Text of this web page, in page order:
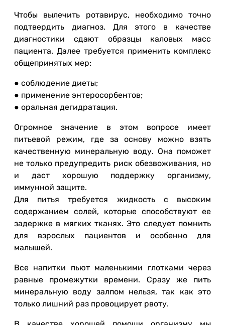
Чтобы вылечить ротавирус, необходимо точно
подтвердить диагноз. Для этого в качестве
диагностики сдают образцы каловых масс
пациента. Далее требуется применить комплекс
общепринятых мер:
● соблюдение диеты;
● применение энтеросорбентов;
● оральная дегидратация.
Огромное значение в этом вопросе имеет
питьевой режим, где за основу можно взять
качественную минеральную воду. Она поможет
не только предупредить риск обезвоживания, но
и даст хорошую поддержку организму,
иммунной защите.
Для питья требуется жидкость с высоким
содержанием солей, которые способствуют ее
задержке в мягких тканях. Это следует помнить
для взрослых пациентов и особенно для
малышей.
Все напитки пьют маленькими глотками через
равные промежутки времени. Сразу же пить
минеральную воду залпом нельзя, так как это
только лишний раз провоцирует рвоту.